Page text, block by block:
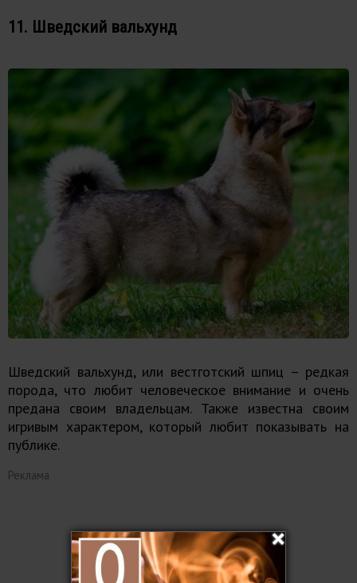
11. Шведский вальхунд
Шведский вальхунд, или вестготский шпиц – редкая
порода, что любит человеческое внимание и очень
предана своим владельцам. Также известна своим
игривым характером, который любит показывать на
публике.
Реклама